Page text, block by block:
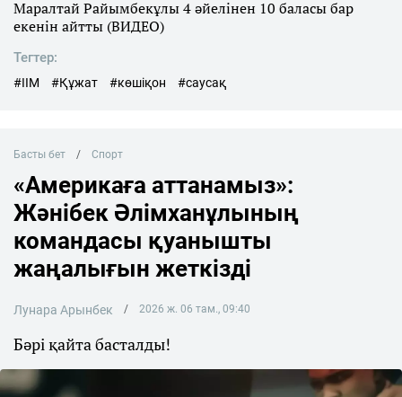
Маралтай Райымбекұлы 4 әйелінен 10 баласы бар
екенін айтты (ВИДЕО)
Тегтер:
#ІІМ #Құжат #көшіқон #саусақ
Басты бет Спорт
«Америкаға аттанамыз»:
Жәнібек Әлімханұлының
командасы қуанышты
жаңалығын жеткізді
Лунара Арынбек 2026 ж. 06 там., 09:40
Бәрі қайта басталды!